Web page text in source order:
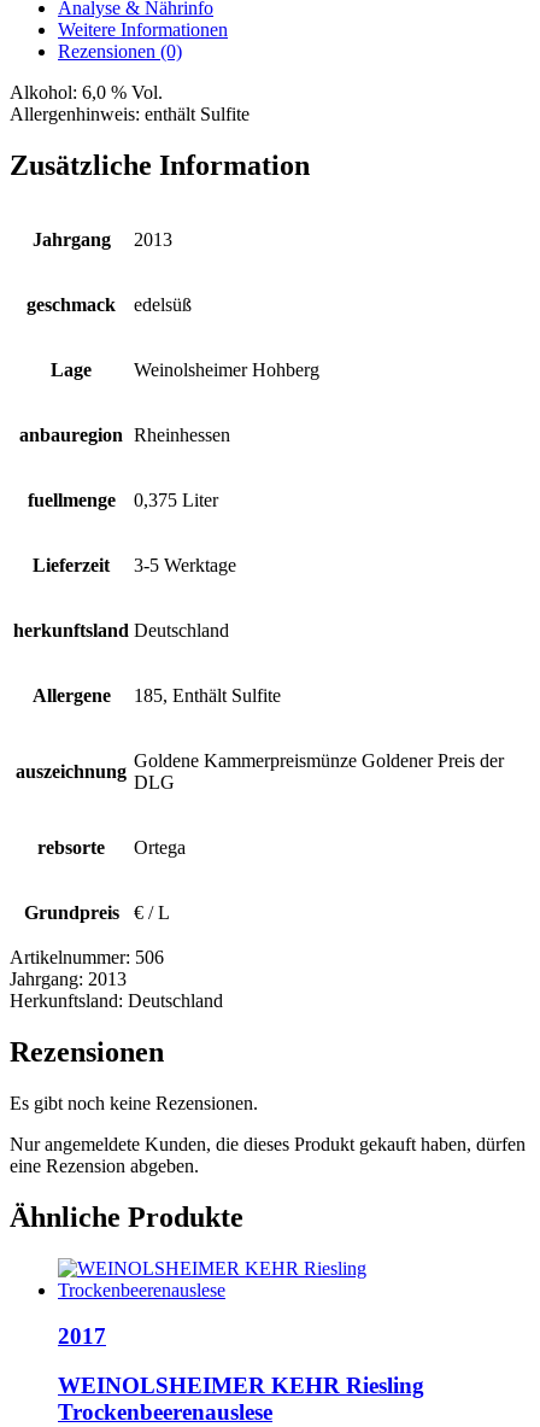
Analyse & Nährinfo
Weitere Informationen
Rezensionen (0)
Alkohol: 6,0 % Vol.
Allergenhinweis: enthält Sulfite
Zusätzliche Information
Jahrgang 2013
geschmack edelsüß
Lage Weinolsheimer Hohberg
anbauregion Rheinhessen
fuellmenge 0,375 Liter
Lieferzeit 3-5 Werktage
herkunftsland Deutschland
Allergene 185, Enthält Sulfite
auszeichnung
Goldene Kammerpreismünze Goldener Preis der
DLG
rebsorte Ortega
Grundpreis € / L
Artikelnummer: 506
Jahrgang: 2013
Herkunftsland: Deutschland
Rezensionen
Es gibt noch keine Rezensionen.
Nur angemeldete Kunden, die dieses Produkt gekauft haben, dürfen
eine Rezension abgeben.
Ähnliche Produkte
2017
WEINOLSHEIMER KEHR Riesling
Trockenbeerenauslese